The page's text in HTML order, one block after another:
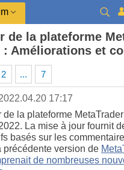
de la plateforme
: Améliorations et
2 ... 7
17:17
de la plateforme
La mise à jour fournit
basés sur les
précédente version de
de nombreuses